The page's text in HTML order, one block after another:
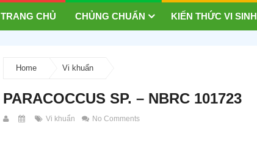
TRANG CHỦ CHỦNG CHUẨN KIẾN THỨC VI SINH
Home Vi khuẩn
PARACOCCUS SP. – NBRC 101723
Vi khuẩn No Comments